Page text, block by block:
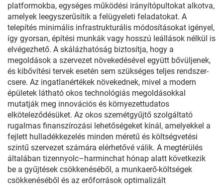
platformokba, egységes működési irányítópultokat alkotva,
amelyek leegyszerűsítik a felügyeleti feladatokat. A
telepítés minimális infrastrukturális módosításokat igényel,
így gyorsan, építési munkák vagy hosszú leállások nélkül is
elvégezhető. A skálázhatóság biztosítja, hogy a
megoldások a szervezet növekedésével együtt bővüljenek,
és kibővítési tervek esetén sem szükséges teljes rendszer-
csere. Az ingatlanértékek növekednek, mivel a modern
épületek látható okos technológiás megoldásokkal
mutatják meg innovációs és környezettudatos
elköteleződésüket. Az okos szemétgyűjtő szolgáltató
rugalmas finanszírozási lehetőségeket kínál, amelyekkel a
fejlett hulladékkezelés minden méretű és költségvetési
szintű szervezet számára elérhetővé válik. A megtérülés
általában tizennyolc–harminchat hónap alatt következik
be a gyűjtések csökkenéséből, a munkaerő-költségek
csökkenéséből és az erőforrások optimalizált